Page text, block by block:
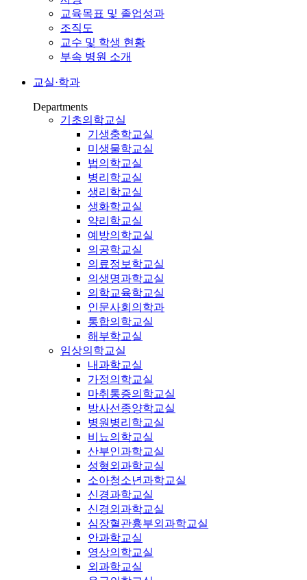
교육목표 및 졸업성과
조직도
교수 및 학생 현황
부속 병원 소개
교실·학과
Departments
기초의학교실
기생충학교실
미생물학교실
법의학교실
병리학교실
생리학교실
생화학교실
약리학교실
예방의학교실
의공학교실
의료정보학교실
의생명과학교실
의학교육학교실
인문사회의학과
통합의학교실
해부학교실
임상의학교실
내과학교실
가정의학교실
마취통증의학교실
방사선종양학교실
병원병리학교실
비뇨의학교실
산부인과학교실
성형외과학교실
소아청소년과학교실
신경과학교실
신경외과학교실
심장혈관흉부외과학교실
안과학교실
영상의학교실
외과학교실